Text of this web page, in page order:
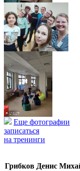
Еще фотографии
записаться
на тренинги
Грибков Денис